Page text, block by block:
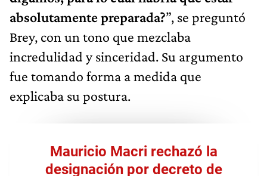
absolutamente preparada?”, se preguntó
Brey, con un tono que mezclaba
incredulidad y sinceridad. Su argumento
fue tomando forma a medida que
explicaba su postura.
Mauricio Macri rechazó la
designación por decreto de